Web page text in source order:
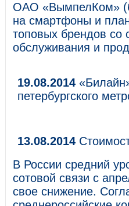
ОАО «ВымпелКом»
на смартфоны и
топовых брендов со
обслуживания и
19.08.2014
петербургского
13.08.2014
В России средний
сотовой связи с
свое снижение.